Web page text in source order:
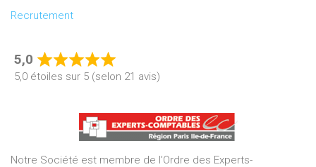
Recrutement
5,0
Rated
5,0
of
5
5,0 étoiles sur 5 (selon 21 avis)
Notre Société est membre de l’Ordre des Experts-